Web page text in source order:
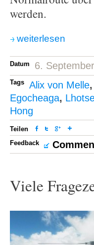
werden.
weiterlesen
Datum 6.
Tags Alix von Melle,
Egocheaga,
Hong
Teilen
Feedback
Viele